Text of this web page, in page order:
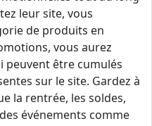
leur site, vous
de produits en
vous aurez
peuvent être cumulés
sur le site. Gardez à
la rentrée, les soldes,
événements comme